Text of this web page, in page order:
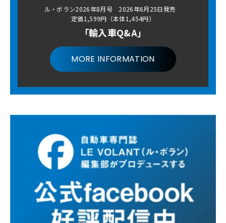
ル・ボラン2026年8月号 2026年6月25日発売
定価1,599円（本体1,454円）
「輸入車Q&A」
MORE INFORMATION